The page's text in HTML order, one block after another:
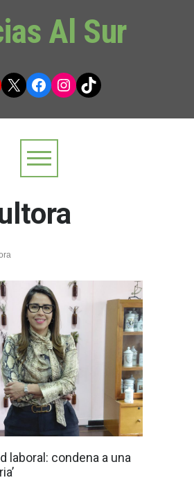
Al Sur
X Facebook
Instagram
TikTok
laboral: condena a una